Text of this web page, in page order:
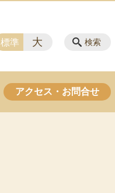
アクセス・お問合せ
検索
標準 大